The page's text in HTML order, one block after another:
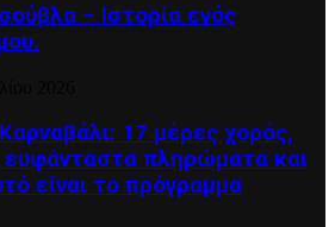
– Ιστορία ενός
17 μέρες χορός,
ευφάνταστα πληρώματα και
είναι το πρόγραμμα